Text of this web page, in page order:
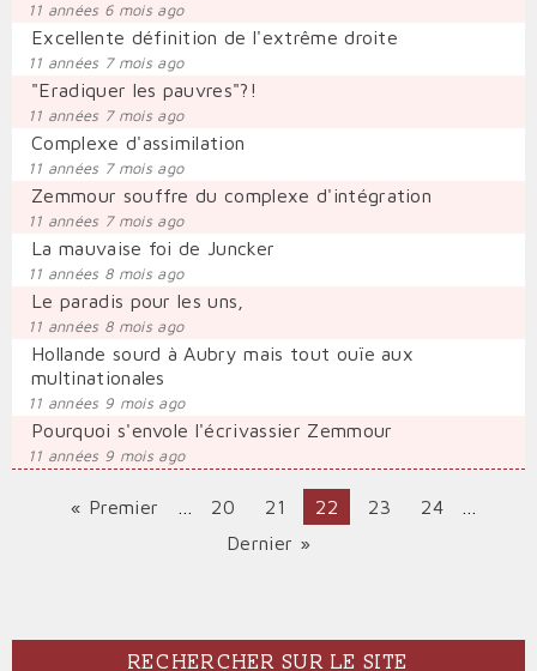
11 années 6 mois ago
Excellente définition de l'extrême droite
11 années 7 mois ago
"Eradiquer les pauvres"?!
11 années 7 mois ago
Complexe d'assimilation
11 années 7 mois ago
Zemmour souffre du complexe d'intégration
11 années 7 mois ago
La mauvaise foi de Juncker
11 années 8 mois ago
Le paradis pour les uns,
11 années 8 mois ago
Hollande sourd à Aubry mais tout ouïe aux
multinationales
11 années 9 mois ago
Pourquoi s'envole l'écrivassier Zemmour
11 années 9 mois ago
Première
« Premier Page
20 Page
21
Page
courante
22 Page
23 Page
24
Dernière
Dernier »
RECHERCHER SUR LE SITE